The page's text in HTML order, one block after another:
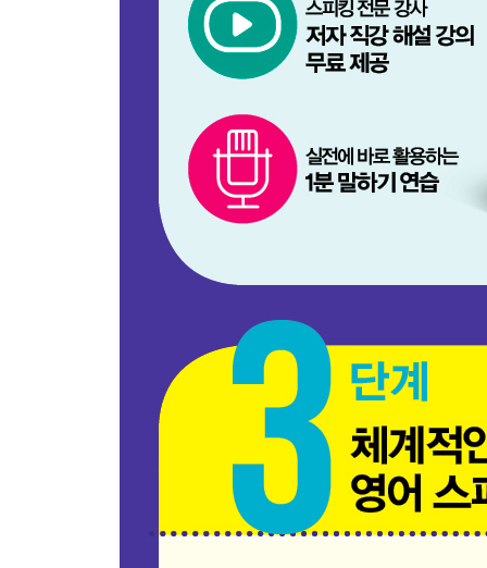
Unit 02 내 직업
Unit 03 내 성향
Unit 04 우리 가족
Unit 06 지난 주말에 있었던 일
Unit 07 지금 하고 있는 일
Unit 08 내일 할 일
Unit 09 이번 주말에 할 일
Unit 10 다음 휴가 때 하고 싶은 일
Unit 11 좋아하는 영화, TV 프로
Unit 13 좋아하는 책, 작가
Unit 14 좋아하는 패션 스타일
Unit 15 좋아하는 음식이나 맛집
Unit 16 친한 친구나 지인
Unit 17 가장 기억나는 여행지
Unit 18 돈 모아서 꼭 사고 싶은 것
Unit 19 태어나서 가장 잘한 일
Unit 20 잊히지 않는 추억